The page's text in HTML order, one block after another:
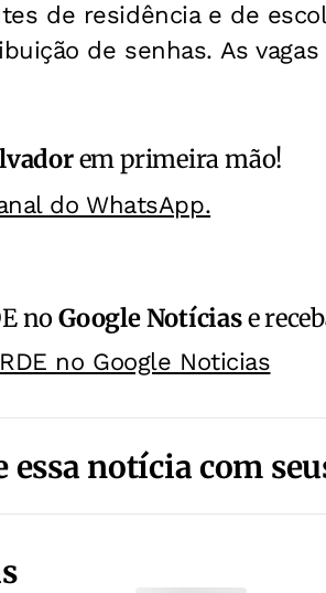
de residência e de
de senhas. As
em primeira mão!
do WhatsApp.
noGoogle Notíciase
no Google Noticias
notícia com